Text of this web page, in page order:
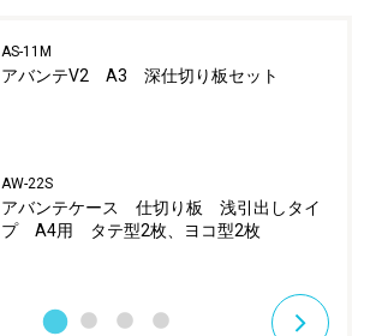
AS-11M
アバンテV2 A3 深仕切り板セット
AW-22S
アバンテケース 仕切り板 浅引出しタイ
プ A4用 タテ型2枚、ヨコ型2枚